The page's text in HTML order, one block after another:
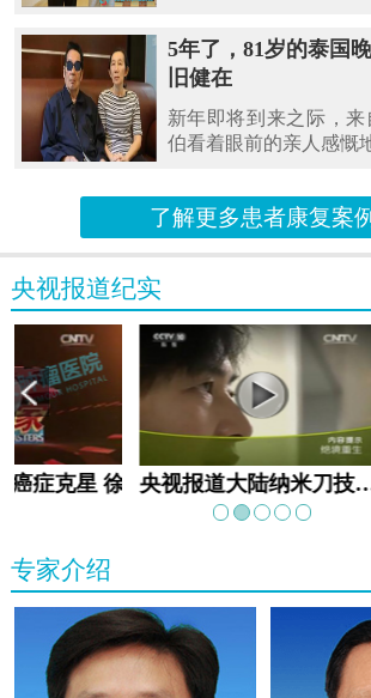
5年了，81岁的泰国
旧健在
新年即将到来之际，
伯看着眼前的亲人感慨
了解更多患者康复案例
央视报道纪实
癌症克星 徐克成 央视报道大陆纳米刀技
专家介绍